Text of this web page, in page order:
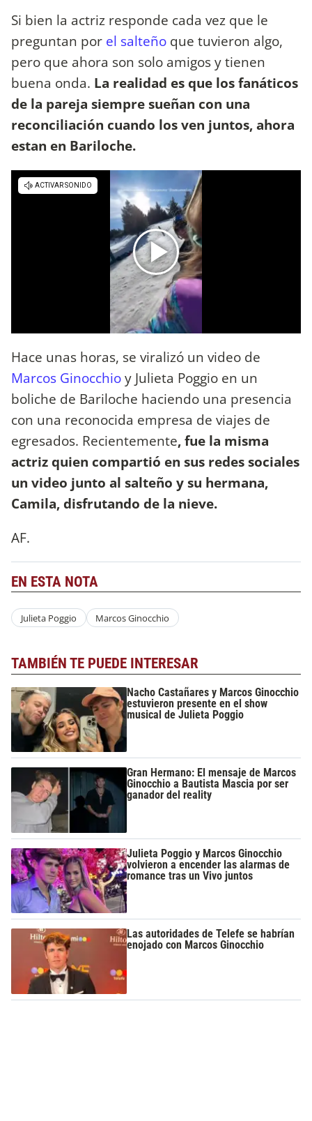
Si bien la actriz responde cada vez que le
preguntan por el salteño que tuvieron algo,
pero que ahora son solo amigos y tienen
buena onda. La realidad es que los fanáticos
de la pareja siempre sueñan con una
reconciliación cuando los ven juntos, ahora
estan en Bariloche.
Hace unas horas, se viralizó un video de
Marcos Ginocchioy Julieta Poggio en un
boliche de Bariloche haciendo una presencia
con una reconocida empresa de viajes de
egresados. Recientemente, fue la misma
actriz quien compartió en sus redes sociales
un video junto al salteño y su hermana,
Camila, disfrutando de la nieve.
AF.
EN ESTA NOTA
Julieta Poggio Marcos Ginocchio
TAMBIÉN TE PUEDE INTERESAR
Nacho Castañares y Marcos Ginocchio
estuvieron presente en el show
musical de Julieta Poggio
Gran Hermano: El mensaje de Marcos
Ginocchio a Bautista Mascia por ser
ganador del reality
Julieta Poggio y Marcos Ginocchio
volvieron a encender las alarmas de
romance tras un Vivo juntos
Las autoridades de Telefe se habrían
enojado con Marcos Ginocchio